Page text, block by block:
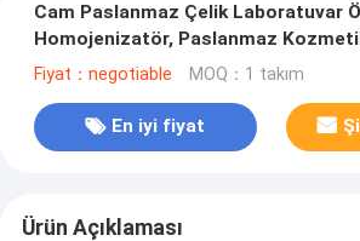
Cam Paslanmaz Çelik Laboratuvar
Homojenizatör, Paslanmaz
Ekipmanları
Fiyat：negotiable MOQ：1 takım
En iyi fiyat
Ürün Açıklaması